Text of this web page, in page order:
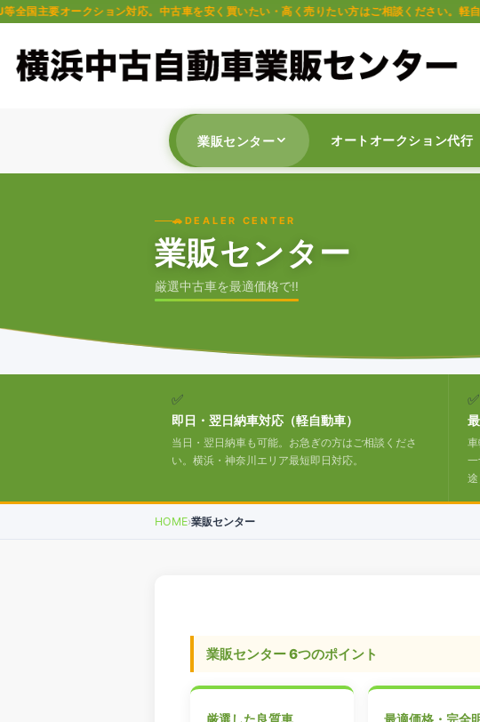
ン対応。中古車を安く買いたい・高く売りたい方はご相談ください。軽自動車・普通車・ト
業販センター オートオークション代行
🚗 DEALER CENTER
業販センター
厳選中古車を最適価格で!!
✅
即日・翌日納車対応（軽自動車）
当日・翌日納車も可能。お急ぎの方はご相談くださ
い。横浜・神奈川エリア最短即日対応。
✅
途
HOME›業販センター
業販センター 6つのポイント
厳選した良質車
最適価格・完全